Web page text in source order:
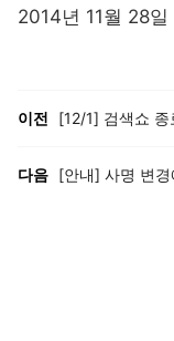
2014년 11월 28
이전 [12/1] 검색쇼 종
다음 [안내] 사명 변